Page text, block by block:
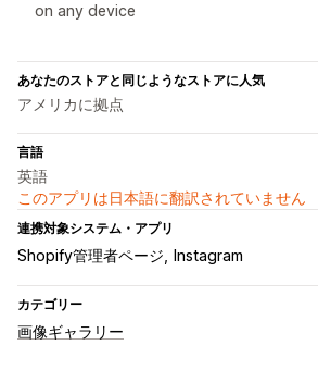
on any device
あなたのストアと同じようなストアに人気
アメリカに拠点
言語
英語
このアプリは日本語に翻訳されていません
連携対象システム・アプリ
Shopify管理者ページ Instagram
カテゴリー
画像ギャラリー